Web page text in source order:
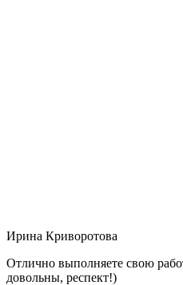
Ирина Криворотова
Отлично выполняете свою
довольны, респект!)